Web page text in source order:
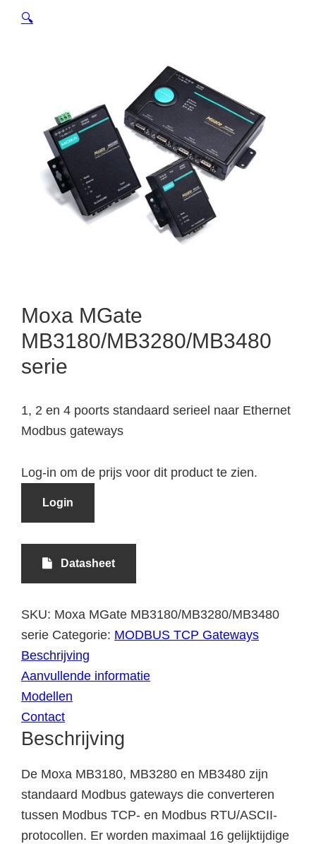
🔍
Moxa MGate
MB3180/MB3280/MB3480
serie
1, 2 en 4 poorts standaard serieel naar Ethernet
Modbus gateways
Log-in om de prijs voor dit product te zien.
Login
Datasheet
SKU: Moxa MGate MB3180/MB3280/MB3480
serie Categorie: MODBUS TCP Gateways
Beschrijving
Aanvullende informatie
Modellen
Contact
Beschrijving
De Moxa MB3180, MB3280 en MB3480 zijn
standaard Modbus gateways die converteren
tussen Modbus TCP- en Modbus RTU/ASCII-
protocollen. Er worden maximaal 16 gelijktijdige